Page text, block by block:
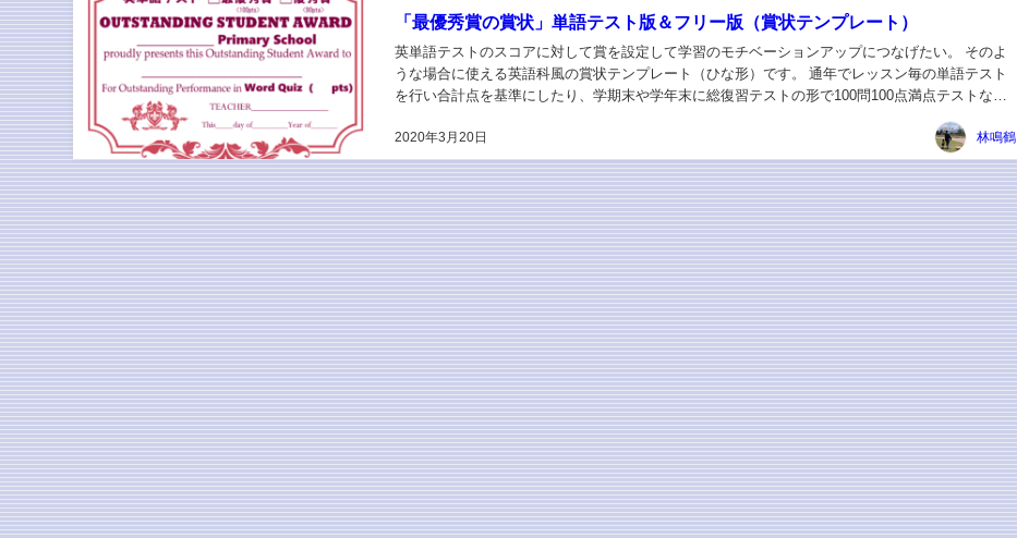
「最優秀賞の賞状」単語テスト版＆フリー版（賞状テンプレート）
2020年3月20日
英単語テストのスコアに対して賞を設定して学習のモチベーションアップにつなげたい。 そのよ
うな場合に使える英語科風の賞状テンプレート（ひな形）です。 通年でレッスン毎の単語テスト
を行い合計点を基準にしたり、学期末や学年末に総復習テストの形で100問100点満点テストなど
林鳴鶴